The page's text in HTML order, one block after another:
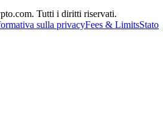
Tutti i diritti riservati.
sulla privacyFees & LimitsStato